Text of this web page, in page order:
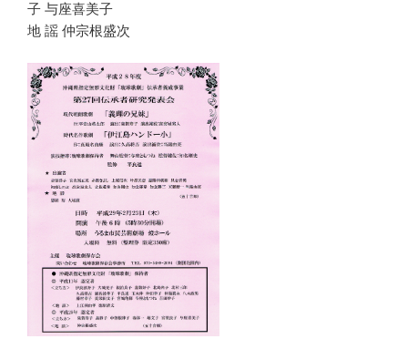
子 与座喜美子
地 謡 仲宗根盛次